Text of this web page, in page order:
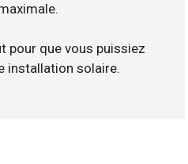
pour que vous puissiez
installation solaire.